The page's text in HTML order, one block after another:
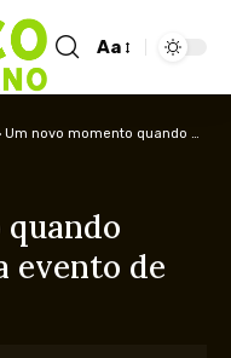
Aa
Um novo momento quando Riedel vai a SP para evento de finanças
evento de